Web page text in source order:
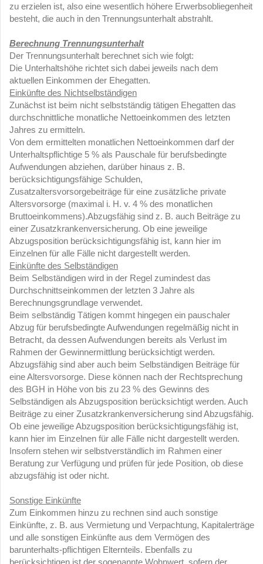
zu erzielen ist, also eine wesentlich höhere Erwerbsobliegenheit
besteht, die auch in den Trennungsunterhalt abstrahlt.
Berechnung Trennungsunterhalt
Der Trennungsunterhalt berechnet sich wie folgt:
Die Unterhaltshöhe richtet sich dabei jeweils nach dem
aktuellen Einkommen der Ehegatten.
Einkünfte des Nichtselbständigen
Zunächst ist beim nicht selbstständig tätigen Ehegatten das
durchschnittliche monatliche Nettoeinkommen des letzten
Jahres zu ermitteln.
Von dem ermittelten monatlichen Nettoeinkommen darf der
Unterhaltspflichtige 5 % als Pauschale für berufsbedingte
Aufwendungen abziehen, darüber hinaus z. B.
berücksichtigungsfähige Schulden,
Zusatzaltersvorsorgebeiträge für eine zusätzliche private
Altersvorsorge (maximal i. H. v. 4 % des monatlichen
Bruttoeinkommens).Abzugsfähig sind z. B. auch Beiträge zu
einer Zusatzkrankenversicherung. Ob eine jeweilige
Abzugsposition berücksichtigungsfähig ist, kann hier im
Einzelnen für alle Fälle nicht dargestellt werden.
Einkünfte des Selbständigen
Beim Selbständigen wird in der Regel zumindest das
Durchschnittseinkommen der letzten 3 Jahre als
Berechnungsgrundlage verwendet.
Beim selbständig Tätigen kommt hingegen ein pauschaler
Abzug für berufsbedingte Aufwendungen regelmäßig nicht in
Betracht, da dessen Aufwendungen bereits als Verlust im
Rahmen der Gewinnermittlung berücksichtigt werden.
Abzugsfähig sind aber auch beim Selbständigen Beiträge für
eine Altersvorsorge. Diese können nach der Rechtsprechung
des BGH in Höhe von bis zu 23 % des Gewinns des
Selbständigen als Abzugsposition berücksichtigt werden. Auch
Beiträge zu einer Zusatzkrankenversicherung sind Abzugsfähig.
Ob eine jeweilige Abzugsposition berücksichtigungsfähig ist,
kann hier im Einzelnen für alle Fälle nicht dargestellt werden.
Insofern stehen wir selbstverständlich im Rahmen einer
Beratung zur Verfügung und prüfen für jede Position, ob diese
abzugsfähig ist oder nicht.
Sonstige Einkünfte
Zum Einkommen hinzu zu rechnen sind auch sonstige
Einkünfte, z. B. aus Vermietung und Verpachtung, Kapitalerträge
und alle sonstigen Einkünfte aus dem Vermögen des
barunterhalts-pflichtigen Elternteils. Ebenfalls zu
berücksichtigen ist der sogenannte Wohnwert, sofern der